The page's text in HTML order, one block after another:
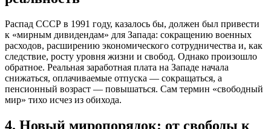
Распад СССР в 1991 году, казалось бы, должен был привести
к «мирным дивидендам» для Запада: сокращению военных
расходов, расширению экономического сотрудничества и, как
следствие, росту уровня жизни и свобод. Однако произошло
обратное. Реальная заработная плата на Западе начала
снижаться, оплачиваемые отпуска — сокращаться, а
пенсионный возраст — повышаться. Сам термин «свободный
мир» тихо исчез из обихода.
4. Новый миропорядок: от свободы к